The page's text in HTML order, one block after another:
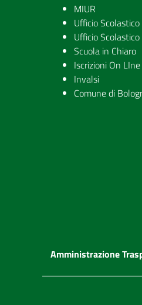
MIUR
Ufficio
Ufficio
Scuola in Chiaro
Iscrizioni On LIne
Invalsi
Comune di
Amministrazione